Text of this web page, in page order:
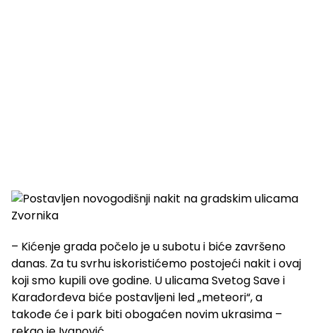
– Kićenje grada počelo je u subotu i biće završeno
danas. Za tu svrhu iskoristićemo postojeći nakit i ovaj
koji smo kupili ove godine. U ulicama Svetog Save i
Karađorđeva biće postavljeni led „meteori“, a
takođe će i park biti obogaćen novim ukrasima –